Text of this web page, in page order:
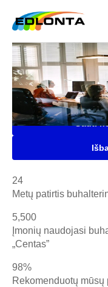
Gauti
Saugi, patogi ir
kuria naudojasi
programa
24
Metų patirtis
5,500
Įmonių naudojasi
„Centas”
98%
Rekomenduotų